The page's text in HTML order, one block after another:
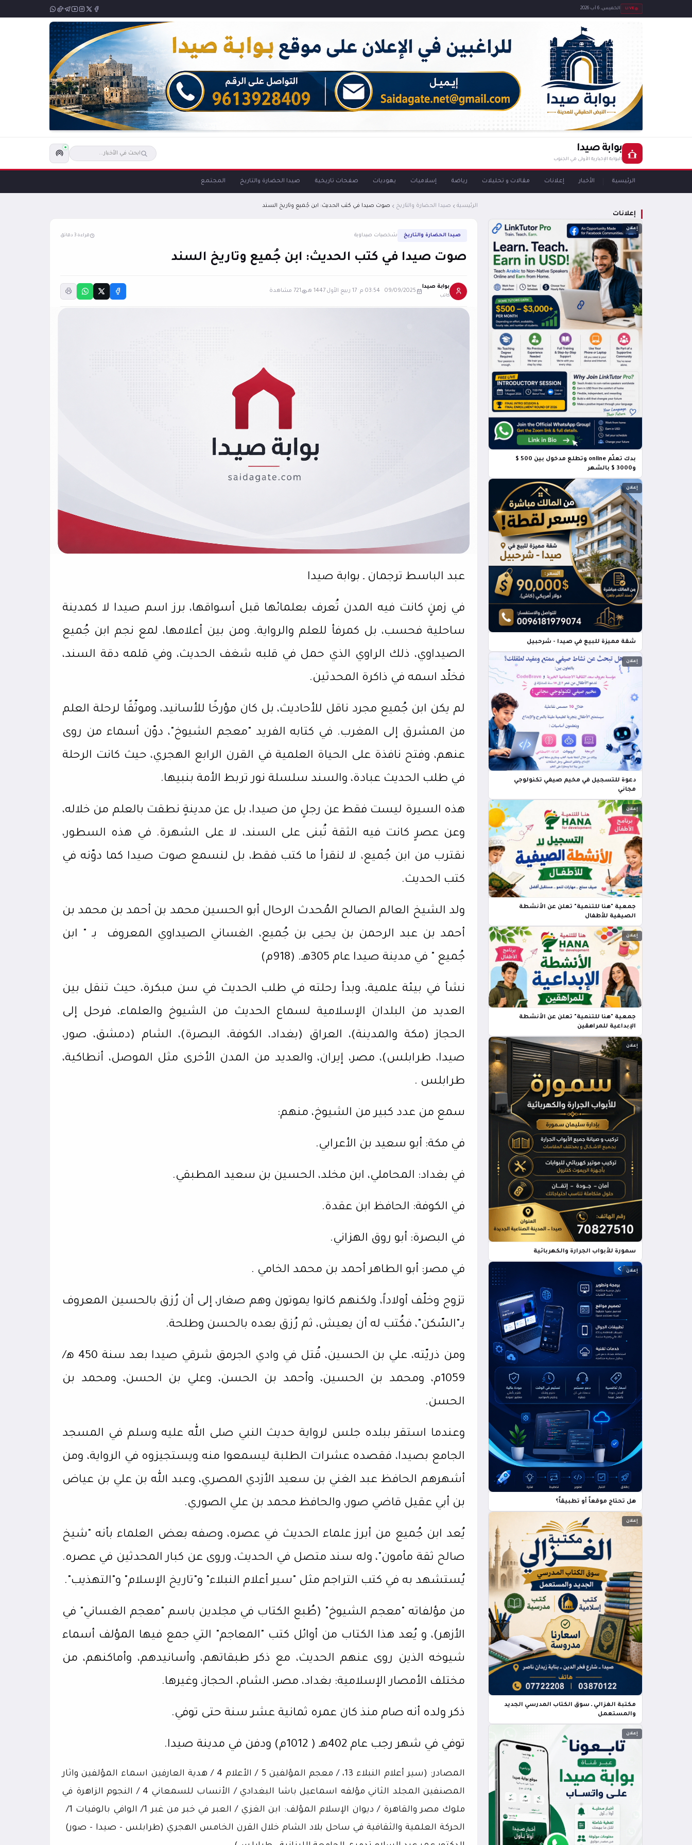
LIVE الخميس، 6 آب 2026
بوابة صيدا
البوابة الإخبارية الأولى في الجنوب
الرئيسية الأخبار إعلانات مقالات و تحليلات رياضة إسلاميات يهوديات صفحات تاريخية صيدا الحضارة والتاريخ المجتمع
إعلانات
إعلان
بدك تعلّم online وتطلع مدخول بين 500 $
و3000 $ بالشهر
إعلان
شقة مميزة للبيع في صيدا - شرحبيل
إعلان
دعوة للتسجيل في مخيم صيفي تكنولوجي
مجاني
إعلان
جمعية "هنا للتنمية" تعلن عن الأنشطة
الصيفية للأطفال
إعلان
جمعية "هنا للتنمية" تعلن عن الأنشطة
الإبداعية للمراهقين
إعلان
سمورة للأبواب الجرارة والكهربائية
إعلان
هل تحتاج موقعاً أو تطبيقاً؟
إعلان
مكتبة الغزالي ـ سوق الكتاب المدرسي الجديد
والمستعمل
إعلان
الرئيسية صيدا الحضارة والتاريخ صوت صيدا في كتب الحديث: ابن جُميع وتاريخ السند
صيدا الحضارة والتاريخ شخصيات صيداوية قراءة 3 دقائق
صوت صيدا في كتب الحديث: ابن جُميع وتاريخ السند
بوابة صيدا
كاتب
09/09/2025 03:54 م 17 ربيع الأول 1447 هـ 721 مشاهدة
عبد الباسط ترجمان ـ بوابة صيدا
في زمنٍ كانت فيه المدن تُعرف بعلمائها قبل أسواقها، برز اسم صيدا لا كمدينة
ساحلية فحسب، بل كمرفأ للعلم والرواية. ومن بين أعلامها، لمع نجم ابن جُميع
الصيداوي، ذلك الراوي الذي حمل في قلبه شغف الحديث، وفي قلمه دقة السند،
فخلّد اسمه في ذاكرة المحدثين.
لم يكن ابن جُميع مجرد ناقل للأحاديث، بل كان مؤرخًا للأسانيد، وموثّقًا لرحلة العلم
من المشرق إلى المغرب. في كتابه الفريد "معجم الشيوخ"، دوّن أسماء من روى
عنهم، وفتح نافذة على الحياة العلمية في القرن الرابع الهجري، حيث كانت الرحلة
في طلب الحديث عبادة، والسند سلسلة نور تربط الأمة بنبيها.
هذه السيرة ليست فقط عن رجلٍ من صيدا، بل عن مدينةٍ نطقت بالعلم من خلاله،
وعن عصرٍ كانت فيه الثقة تُبنى على السند، لا على الشهرة. في هذه السطور،
نقترب من ابن جُميع، لا لنقرأ ما كتب فقط، بل لنسمع صوت صيدا كما دوّنه في
كتب الحديث.
ولد الشيخ العالم الصالح المُحدث الرحال أبو الحسين محمد بن أحمد بن محمد بن
أحمد بن عبد الرحمن بن يحيى بن جُميع، الغساني الصيداوي المعروف
بـ " ابن
جُميع " في مدينة صيدا عام 305هـ. (918م)
نشأ في بيئة علمية، وبدأ رحلته في طلب الحديث في سن مبكرة، حيث تنقل بين
العديد من البلدان الإسلامية لسماع الحديث من الشيوخ والعلماء، فرحل إلى
الحجاز (مكة والمدينة)، العراق (بغداد، الكوفة، البصرة)، الشام (دمشق، صور،
صيدا، طرابلس)، مصر، إيران، والعديد من المدن الأخرى مثل الموصل، أنطاكية،
طرابلس .
سمع من عدد كبير من الشيوخ، منهم:
في مكة: أبو سعيد بن الأعرابي.
في بغداد: المحاملي، ابن مخلد، الحسين بن سعيد المطبقي.
في الكوفة: الحافظ ابن عقدة.
في البصرة: أبو روق الهزاني.
في مصر: أبو الطاهر أحمد بن محمد الخامي .
تزوج وخلّف أولاداً، ولكنهم كانوا يموتون وهم صغار، إلى أن رُزق بالحسين المعروف
بـ"السّكن"، فكُتب له أن يعيش، ثم رُزق بعده بالحسن وطلحة.
ومن ذريّته، علي بن الحسين، قُتل في وادي الجرمق شرقي صيدا بعد سنة 450 ﻫ/
1059م، ومحمد بن الحسين، وأحمد بن الحسن، وعلي بن الحسن، ومحمد بن
الحسن.
وعندما استقر ببلده جلس لرواية حديث النبي صلى الله عليه وسلم في المسجد
الجامع بصيدا، فقصده عشرات الطلبة ليسمعوا منه ويستجيزوه في الرواية، ومن
أشهرهم الحافظ عبد الغني بن سعيد الأزدي المصري، وعبد الله بن علي بن عياض
بن أبي عقيل قاضي صور، والحافظ محمد بن علي الصوري.
يُعد ابن جُميع من أبرز علماء الحديث في عصره، وصفه بعض العلماء بأنه "شيخ
صالح ثقة مأمون"، وله سند متصل في الحديث، وروى عن كبار المحدثين في عصره.
يُستشهد به في كتب التراجم مثل "سير أعلام النبلاء" و"تاريخ الإسلام" و"التهذيب".
من مؤلفاته "معجم الشيوخ" (طُبع الكتاب في مجلدين باسم "معجم الغساني" في
الأزهر)، و يُعد هذا الكتاب من أوائل كتب "المعاجم" التي جمع فيها المؤلف أسماء
شيوخه الذين روى عنهم الحديث، مع ذكر طبقاتهم، وأسانيدهم، وأماكنهم، من
مختلف الأمصار الإسلامية: بغداد، مصر، الشام، الحجاز، وغيرها.
ذكر ولده أنه صام منذ كان عمره ثمانية عشر سنة حتى توفي.
توفي في شهر رجب عام 402هـ ( 1012م) ودفن في مدينة صيدا.
المصادر: (سير أعلام النبلاء 13، / معجم المؤلفين 5 / الأعلام 4 / هدية العارفين اسماء المؤلفين واثار
المصنفين المجلد الثاني مؤلفه اسماعيل باشا البغدادي / الأنساب للسمعاني 4 / النجوم الزاهرة في
ملوك مصر والقاهرة / ديوان الإسلام المؤلف: ابن الغزي / العبر في خبر من غبر 1/ الوافي بالوفيات 1/
الحركة العلمية والثقافية في ساحل بلاد الشام خلال القرن الخامس الهجري (طرابلس - صيدا - صور)